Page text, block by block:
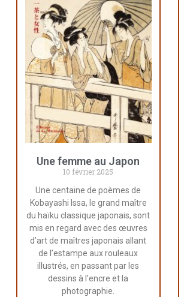
Une femme au Japon
10 février 2025
Une centaine de poèmes de
Kobayashi Issa, le grand maître
du haïku classique japonais, sont
mis en regard avec des œuvres
d’art de maîtres japonais allant
de l’estampe aux rouleaux
illustrés, en passant par les
dessins à l’encre et la
photographie.